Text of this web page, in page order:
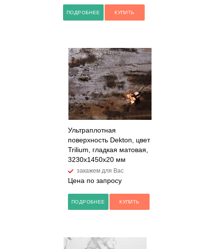
ПОДРОБНЕЕ КУПИТЬ
Ультраплотная
поверхность Dekton, цвет
Trilium, гладкая матовая,
3230x1450x20 мм
закажем для Вас
Цена по запросу
ПОДРОБНЕЕ КУПИТЬ